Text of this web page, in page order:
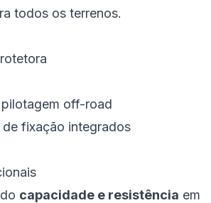
todos os terrenos.
off-road
fixação integrados
capacidade e resistência em